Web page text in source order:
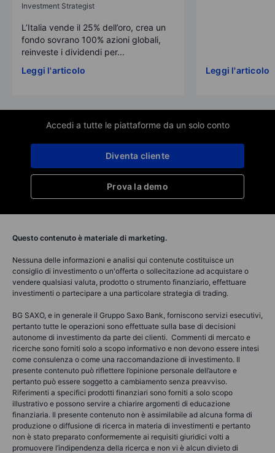
Investment Strategist
L’Italia vende il 25% dell’oro, crea un
fondo sovrano 100% azioni globali,
reinveste i dividendi per...
Leggi l'articolo
Leggi l'articolo
Accedi a tutte le piattaforme da un solo conto
Prova la demo
Diventa cliente
Questo contenuto è materiale di marketing.
Nessuna delle informazioni e analisi qui contenute costituisce un
consiglio di investimento o un'offerta o sollecitazione ad acquistare o
vendere qualsiasi valuta, prodotto o strumento finanziario, effettuare
investimenti o partecipare a una particolare strategia di trading.
BG SAXO, e in generale il Gruppo Saxo Bank, forniscono servizi esecutivi,
pertanto tutte le operazioni sono effettuate sulla base di decisioni
autonome di investimento da parte dei clienti. Commenti di mercato e
ricerche sono forniti solo a scopo informativo e non devono essere intesi
come consulenza o come una raccomandazione di investimento. Il
presente contenuto può riflettere l’opinione personale dell’autore e
pertanto può essere soggetto a cambiamento senza preavviso.
Riferimenti a specifici prodotti finanziari sono forniti a solo scopo
illustrativo e possono servire a chiarire argomenti di educazione
finanziaria. Il presente contenuto non è assimilabile ad alcuna forma di
produzione o diffusione di ricerca in materia di investimenti e pertanto
non è stato preparato conformemente ai requisiti giuridici volti a
promuovere l’indipendenza della ricerca e non vi è alcun divieto di